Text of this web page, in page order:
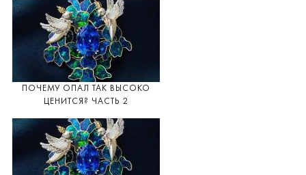
ПОЧЕМУ ОПАЛ ТАК ВЫСОКО
ЦЕНИТСЯ? ЧАСТЬ 2